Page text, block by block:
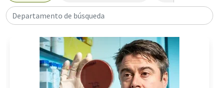
Departamento de búsqueda